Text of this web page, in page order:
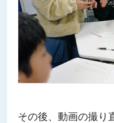
その後、動画の撮り